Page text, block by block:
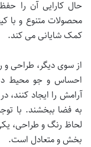
حال کارایی آن را
محصولات متنوع و با
کمک شایانی می کند.
از سوی دیگر، طراحی و
احساس و جو محیط
آرامش را ایجاد کنند،
به فضا ببخشند. با
لحاظ رنگ و طراحی،
بخش و متعادل است.